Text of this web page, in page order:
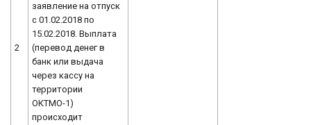
2
заявление на отпуск
с 01.02.2018 по
15.02.2018. Выплата
(перевод денег в
банк или выдача
через кассу на
территории
ОКТМО-1)
происходит